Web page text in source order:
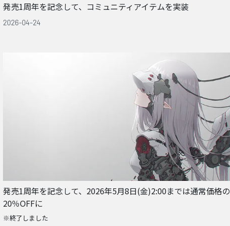
発売1周年を記念して、コミュニティアイテムを実装
2026-04-24
発売1周年を記念して、2026年5月8日(金)2:00までは通常価格の
20％OFFに
※終了しました